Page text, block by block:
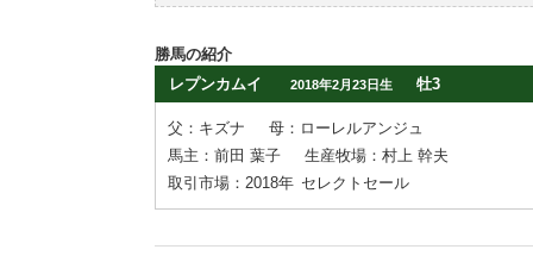
勝馬の紹介
レプンカムイ
2018年2月23日生 牡3
父：キズナ
母：ローレルアンジュ
馬主：前田 葉子
生産牧場：村上 幹夫
取引市場：2018年 セレクトセール